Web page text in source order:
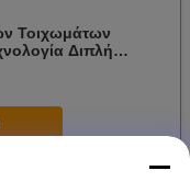
Τοιχωμάτων
Διπλής